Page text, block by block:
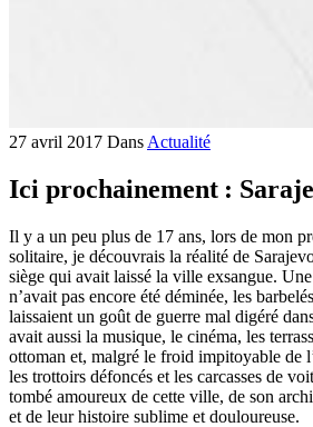
27 avril 2017 Dans Actualité
Ici prochainement :
Il y a un peu plus de 17 ans, lors de mon
solitaire, je découvrais la réalité de
siège qui avait laissé la ville exsangue.
n’avait pas encore été déminée, les
laissaient un goût de guerre mal digéré
avait aussi la musique, le cinéma, les
ottoman et, malgré le froid impitoyable de
les trottoirs défoncés et les carcasses de
tombé amoureux de cette ville, de son
et de leur histoire sublime et douloureuse.